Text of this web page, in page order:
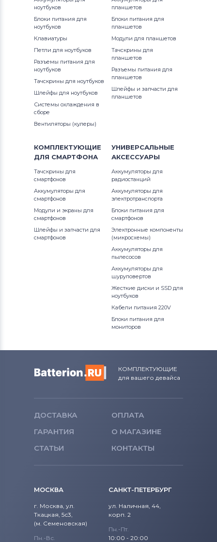
Вентиляторы (кулеры)LG
Вентиляторы (кулеры)Samsung
Вентиляторы (кулеры)
Вентиляторы (кулеры)Clevo
Вентиляторы (кулеры)
Вентиляторы (кулеры)
Вентиляторы (кулеры)Haier
Вентиляторы (кулеры)KFTYR
Вентиляторы (кулеры)NEC
Вентиляторы (кулеры)Roverbook
Вентиляторы (кулеры)Toshiba
Вентиляторы (кулеры)Acer
Вентиляторы (кулеры)
Вентиляторы (кулеры)
ноутбуков
Блоки питания для
ноутбуков
Клавиатуры
Петли для ноутбуков
Разъемы питания для
ноутбуков
Тачскрины для ноутбуков
Шлейфы для ноутбуков
Системы охлаждения в
сборе
Вентиляторы (кулеры)
планшетов
Блоки питания для
планшетов
Модули для планшетов
Тачскрины для
планшетов
Разъемы питания для
планшетов
Шлейфы и запчасти для
планшетов
КОМПЛЕКТУЮЩИЕ
ДЛЯ СМАРТФОНА
Тачскрины для
смартфонов
Аккумуляторы для
смартфонов
Модули и экраны для
смартфонов
Шлейфы и запчасти для
смартфонов
УНИВЕРСАЛЬНЫЕ
АКСЕССУАРЫ
Аккумуляторы для
радиостанций
Аккумуляторы для
электротранспорта
Блоки питания для
смартфонов
Электронные компоненты
(микросхемы)
Аккумуляторы для
пылесосов
Аккумуляторы для
шуруповертов
Жесткие диски и SSD для
ноутбуков
Кабели питания 220V
Блоки питания для
мониторов
КОМПЛЕКТУЮЩИЕ
для вашего девайса
ДОСТАВКА
ОПЛАТА
ГАРАНТИЯ
О МАГАЗИНЕ
СТАТЬИ
КОНТАКТЫ
МОСКВА
г. Москва, ул.
Ткацкая, 5с3,
(м. Семеновская)
Пн.-Вс.
САНКТ-ПЕТЕРБУРГ
ул. Наличная, 44,
корп. 2
Пн.-Пт.
10:00 - 20:00